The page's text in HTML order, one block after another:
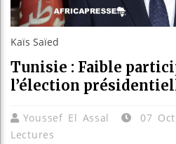
Kaïs Saïed
Tunisie : Faible
l’élection
Youssef El Assal 07
Lectures